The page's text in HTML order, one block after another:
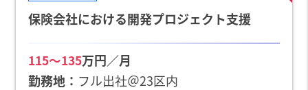
保険会社における開発プロジェクト支援
115〜135万円／月
勤務地
フル出社＠23区内